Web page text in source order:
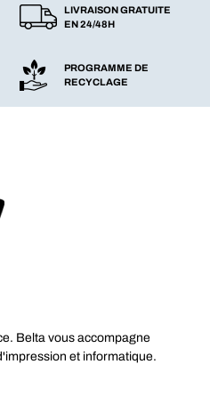
LIVRAISON GRATUITE
EN 24/48H
PROGRAMME DE
RECYCLAGE
Belta vous accompagne
et informatique.